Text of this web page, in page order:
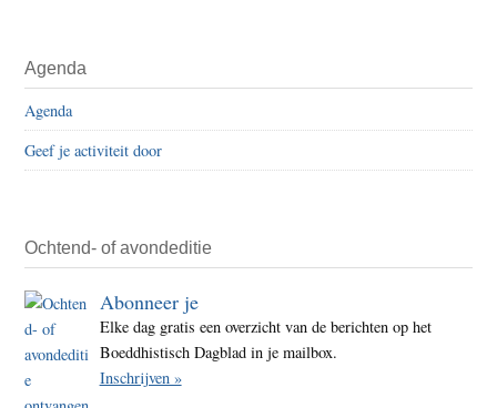
Agenda
Agenda
Geef je activiteit door
Ochtend- of avondeditie
Abonneer je
Elke dag gratis een overzicht van de berichten op het
Boeddhistisch Dagblad in je mailbox.
Inschrijven »